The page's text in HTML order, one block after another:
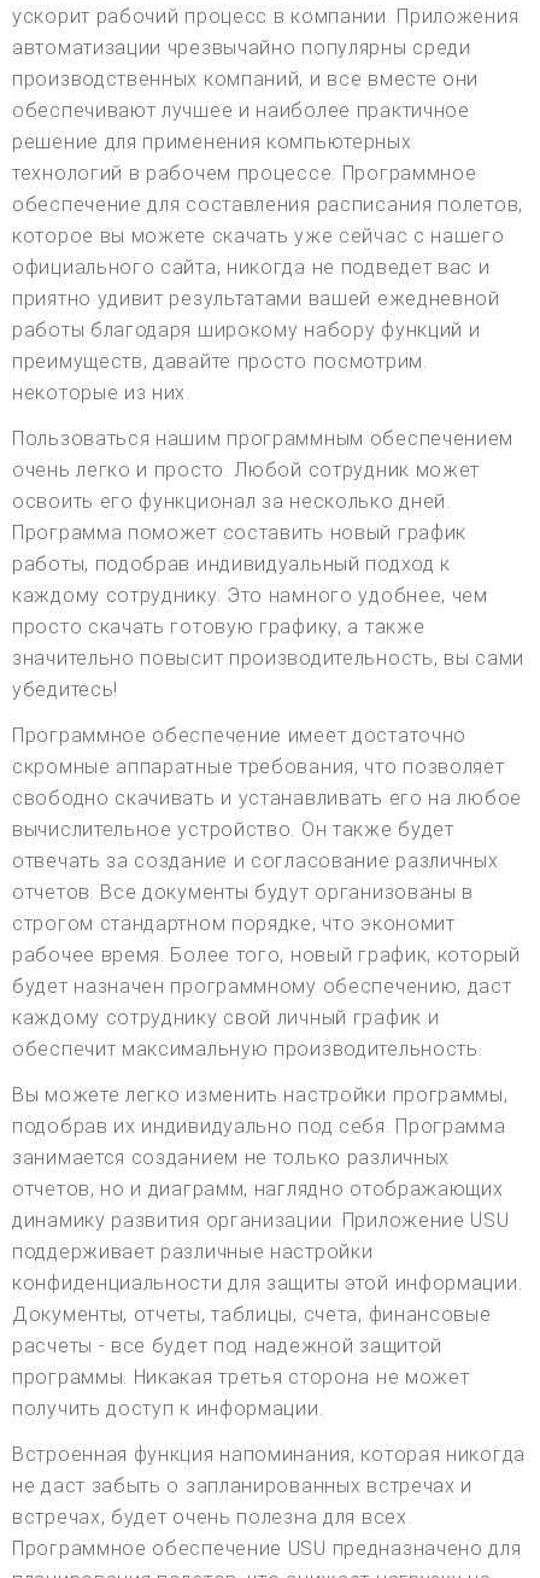
ускорит рабочий процесс в компании. Приложения
автоматизации чрезвычайно популярны среди
производственных компаний, и все вместе они
обеспечивают лучшее и наиболее практичное
решение для применения компьютерных
технологий в рабочем процессе. Программное
обеспечение для составления расписания полетов,
которое вы можете скачать уже сейчас с нашего
официального сайта, никогда не подведет вас и
приятно удивит результатами вашей ежедневной
работы благодаря широкому набору функций и
преимуществ, давайте просто посмотрим.
некоторые из них.
Пользоваться нашим программным обеспечением
очень легко и просто. Любой сотрудник может
освоить его функционал за несколько дней.
Программа поможет составить новый график
работы, подобрав индивидуальный подход к
каждому сотруднику. Это намного удобнее, чем
просто скачать готовую графику, а также
значительно повысит производительность, вы сами
убедитесь!
Программное обеспечение имеет достаточно
скромные аппаратные требования, что позволяет
свободно скачивать и устанавливать его на любое
вычислительное устройство. Он также будет
отвечать за создание и согласование различных
отчетов. Все документы будут организованы в
строгом стандартном порядке, что экономит
рабочее время. Более того, новый график, который
будет назначен программному обеспечению, даст
каждому сотруднику свой личный график и
обеспечит максимальную производительность.
Вы можете легко изменить настройки программы,
подобрав их индивидуально под себя. Программа
занимается созданием не только различных
отчетов, но и диаграмм, наглядно отображающих
динамику развития организации. Приложение USU
поддерживает различные настройки
конфиденциальности для защиты этой информации.
Документы, отчеты, таблицы, счета, финансовые
расчеты - все будет под надежной защитой
программы. Никакая третья сторона не может
получить доступ к информации.
Встроенная функция напоминания, которая никогда
не даст забыть о запланированных встречах и
встречах, будет очень полезна для всех.
Программное обеспечение USU предназначено для